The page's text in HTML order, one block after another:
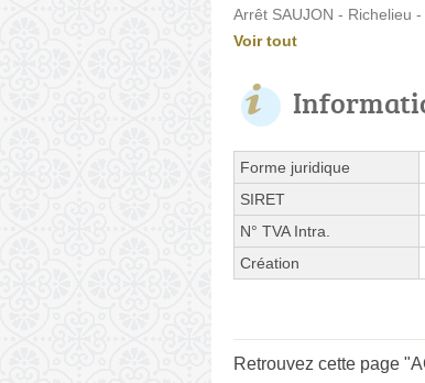
Arrêt SAUJON - Richelieu
Voir tout
Forme juridique
SIRET
N° TVA Intra.
Création
Retrouvez cette page